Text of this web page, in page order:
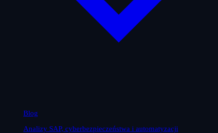
Blog
Analizy SAP, cyberbezpieczeństwa i automatyzacji